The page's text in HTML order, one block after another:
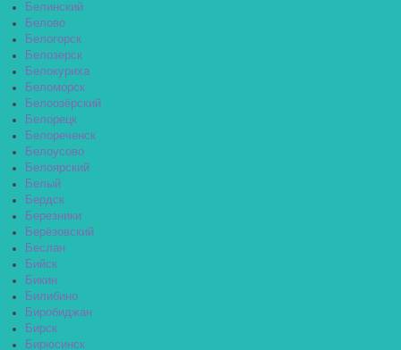
Белинский
Белово
Белогорск
Белозерск
Белокуриха
Беломорск
Белоозёрский
Белорецк
Белореченск
Белоусово
Белоярский
Белый
Бердск
Березники
Берёзовский
Беслан
Бийск
Бикин
Билибино
Биробиджан
Бирск
Бирюсинск